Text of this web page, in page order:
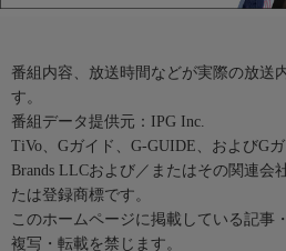
番組内容、放送時間などが実際の放送
す。
番組データ提供元：IPG Inc.
TiVo、Gガイド、G-GUIDE、およびG
Brands LLCおよび／またはその関連会
たは登録商標です。
このホームページに掲載している記事
複写・転載を禁じます。